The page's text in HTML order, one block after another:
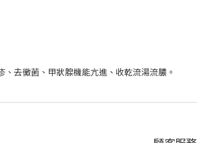
去黴菌、甲狀腺機能亢進、收乾流湯流膿。